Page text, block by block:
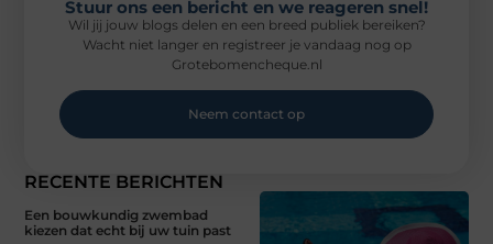
RECENTE BERICHTEN
Een bouwkundig zwembad
kiezen dat echt bij uw tuin past
Stuur ons een bericht en we reageren snel!
Wil jij jouw blogs delen en een breed publiek bereiken?
Wacht niet langer en registreer je vandaag nog op
Grotebomencheque.nl
Neem contact op